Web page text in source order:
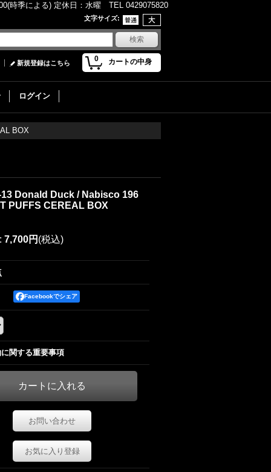
時季による) 定休日：水曜 TEL 0429075820
文字サイズ:
0 カートの中身
新規登録はこちら
ログイン
BOX
13 Donald Duck / Nabisco 196
PUFFS CEREAL BOX
: 7,700円 (税込)
Facebookでシェア
関する重要事項
お問い合わせ
お気に入り登録